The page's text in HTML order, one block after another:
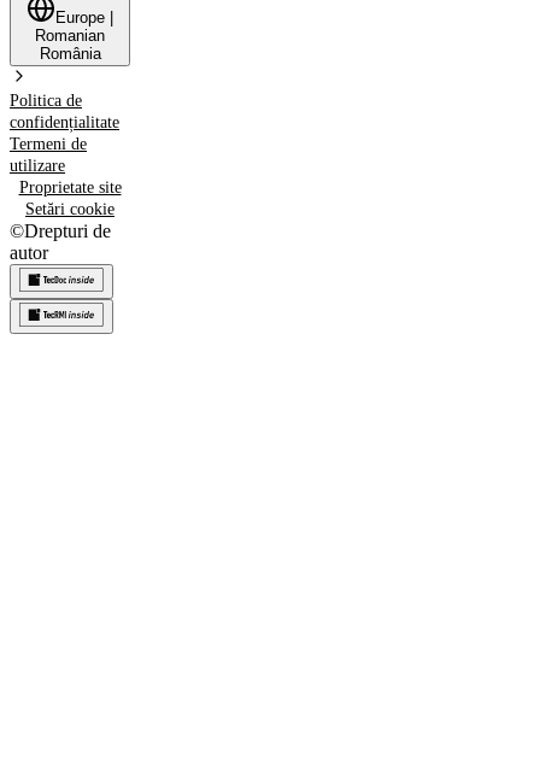
Europe
Romanian
România
Politica de
confidențialitate
Termeni de
utilizare
Proprietate site
Setări cookie
©Drepturi de
autor